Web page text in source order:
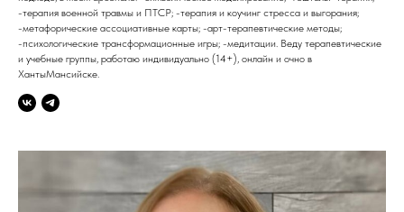
-терапия военной травмы и ПТСР; -терапия и коучинг стресса и выгорания;
-метафорические ассоциативные карты; -арт-терапевтические методы;
-психологические трансформационные игры; -медитации. Веду терапевтические
и учебные группы, работаю индивидуально (14+), онлайн и очно в
ХантыМансийске.